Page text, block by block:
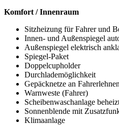
Komfort / Innenraum
Sitzheizung für Fahrer und
Innen- und Außenspiegel
Außenspiegel elektrisch
Spiegel-Paket
Doppelcupholder
Durchlademöglichkeit
Gepäcknetze an
Warnweste (Fahrer)
Scheibenwaschanlage
Sonnenblende mit
Klimaanlage